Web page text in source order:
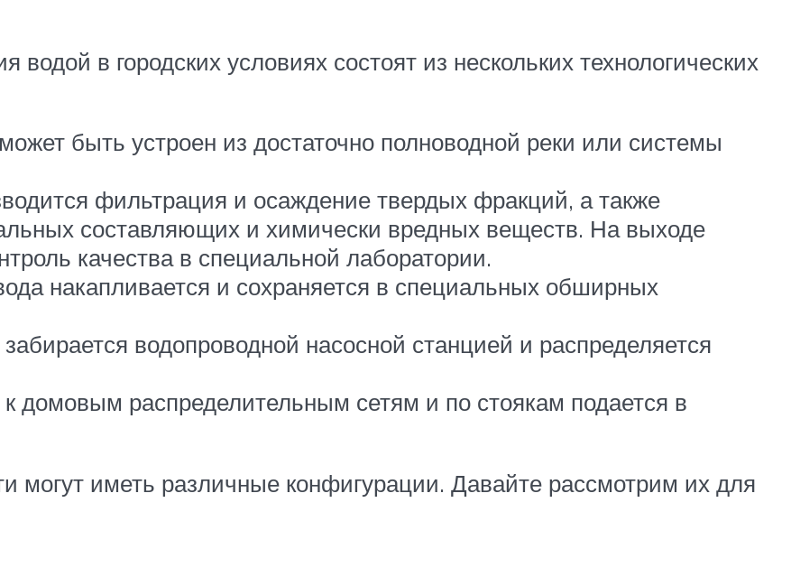
в городских условиях состоят из нескольких технологических
быть устроен из достаточно полноводной реки или системы
фильтрация и осаждение твердых фракций, а также
составляющих и химически вредных веществ. На выходе
качества в специальной лаборатории.
накапливается и сохраняется в специальных обширных
водопроводной насосной станцией и распределяется
домовым распределительным сетям и по стоякам подается в
могут иметь различные конфигурации. Давайте рассмотрим их для